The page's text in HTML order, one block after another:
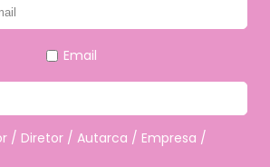
Email
/ Diretor / Autarca / Empresa /